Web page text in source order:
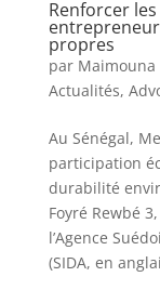
Renforcer
propres
par
Actualités,
Au Sénégal,
participation
durabilité
Foyré Rewbé
l’Agence
(SIDA, en